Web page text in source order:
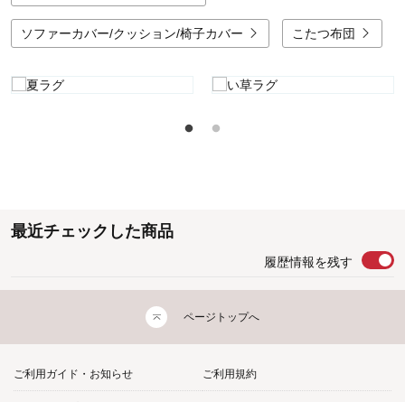
ソファーカバー/クッション/椅子カバー こたつ布団
最近チェックした商品
履歴情報を残す
ページトップへ
ご利用ガイド・お知らせ ご利用規約